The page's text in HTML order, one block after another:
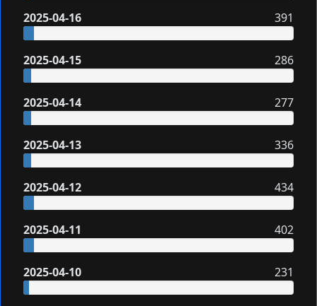
2025-04-16 391
2025-04-15 286
2025-04-14 277
2025-04-13 336
2025-04-12 434
2025-04-11 402
2025-04-10 231